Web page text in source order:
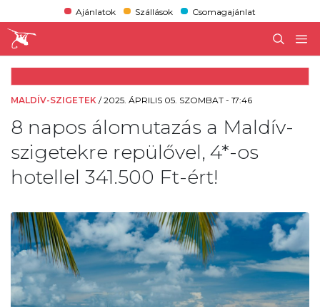
Ajánlatok Szállások Csomagajánlat
MALDÍV-SZIGETEK /2025. ÁPRILIS 05. SZOMBAT - 17:46
8 napos álomutazás a Maldív-
szigetekre repülővel, 4*-os
hotellel 341.500 Ft-ért!